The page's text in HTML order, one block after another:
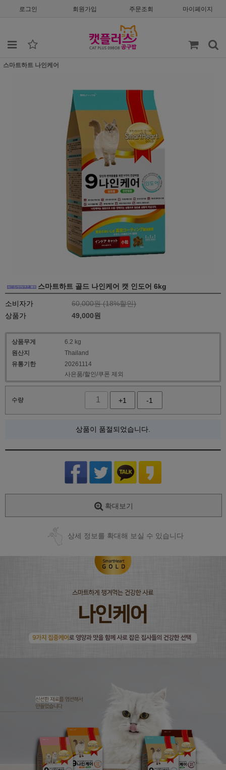
로그인 회원가입 주문조회 마이페이지
스마트하트 나인케어
스마트하트 골드 나인케어 캣 인도어 6kg
소비자가 60,000원 (18%할인)
상품가
49,000원
상품무게
6.2 kg
원산지
Thailand
유통기한
20261114
사은품/할인/쿠폰 제외
수량 +1 -1
상품이 품절되었습니다.
확대보기
상세 정보를 확대해 보실 수 있습니다